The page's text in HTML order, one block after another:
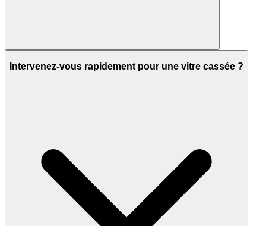
Intervenez-vous rapidement pour une vitre cassée ?